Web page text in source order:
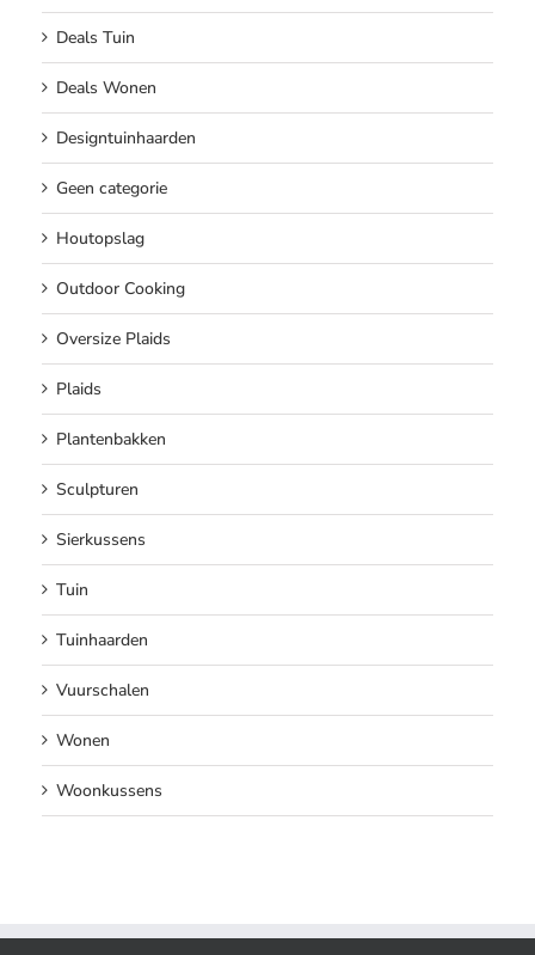
Deals Tuin
Deals Wonen
Designtuinhaarden
Geen categorie
Houtopslag
Outdoor Cooking
Oversize Plaids
Plaids
Plantenbakken
Sculpturen
Sierkussens
Tuin
Tuinhaarden
Vuurschalen
Wonen
Woonkussens